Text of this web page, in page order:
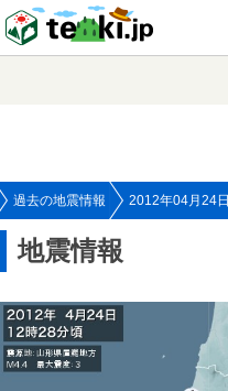
過去の地震情報 2012年04月24日
地震情報